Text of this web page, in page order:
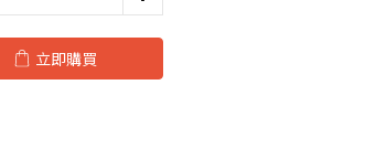
立即購買